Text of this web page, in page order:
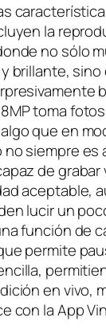
la
no sólo
brillante,
toma
que en
no siempre es
de grabar
aceptable,
lucir un
función de
permite
en vivo,
con la App